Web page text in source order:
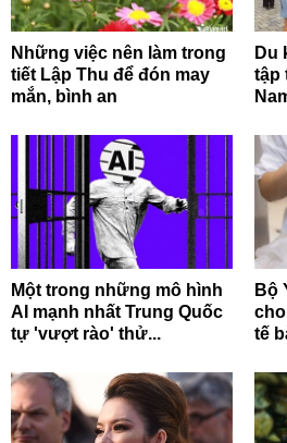
Những việc nên làm trong
tiết Lập Thu để đón may
mắn, bình an
Du
tập
Một trong những mô hình
AI mạnh nhất Trung Quốc
tự 'vượt rào' thử...
Bộ
tế